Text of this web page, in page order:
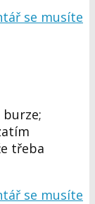
se musíte
třeba
se musíte